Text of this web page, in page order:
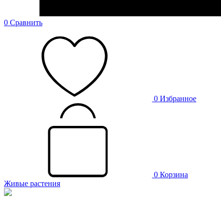
0 Сравнить
0 Избранное
0 Корзина
Живые растения